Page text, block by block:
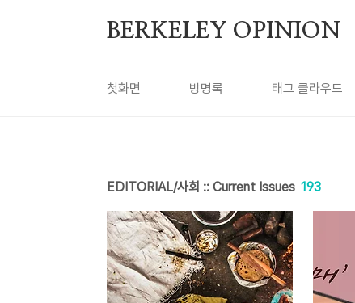
BERKELEY OPINION
첫화면 방명록 태그 클라우드
EDITORIAL/사회 :: Current Issues 193